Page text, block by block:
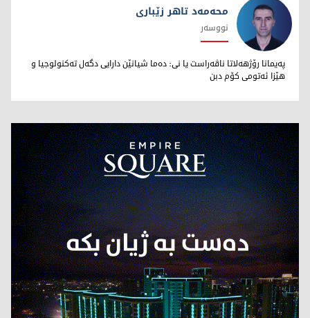
محەمەد تاهر زێبارى
محەمەد تاهر زێبارى
نووسەر
پەیمانا رۆژهەلاتا ناڤەراست یا نى: دەما شیانێن دارایى دگەل تەکنولوجیا و
هێزا ئەتومى کۆم دبن